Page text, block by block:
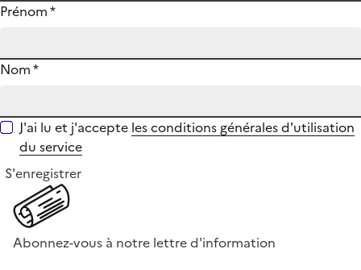
Prénom*
Nom*
J'ai lu et j'accepte les conditions générales d'utilisation
du service
S'enregistrer
Abonnez-vous à notre lettre d'information